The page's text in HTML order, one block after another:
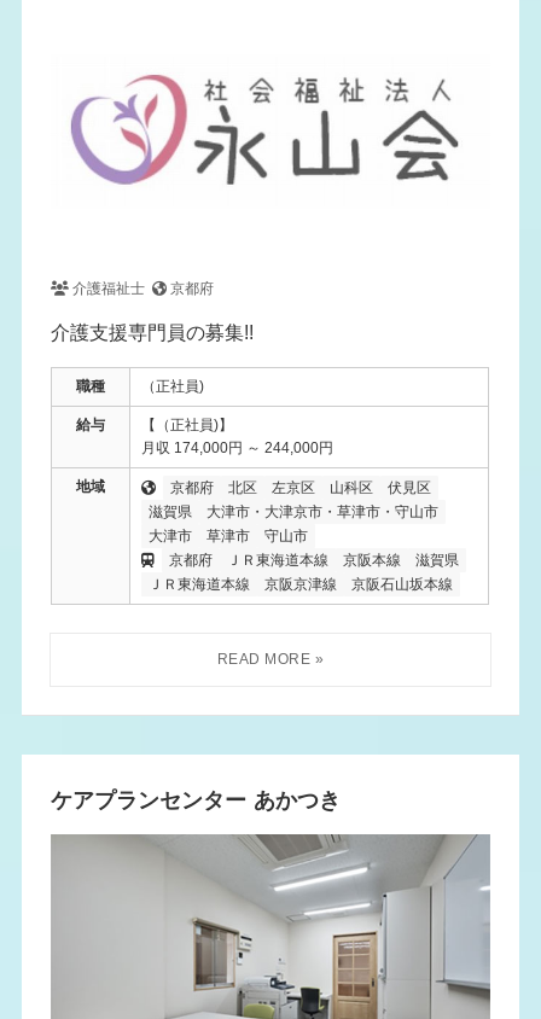
介護福祉士 京都府
介護支援専門員の募集!!
職種 （正社員)
給与
【（正社員)】
月収 174,000円 ～ 244,000円
地域 京都府 北区 左京区 山科区
伏見区
滋賀県
大津市・大津京市・草津市・守山市
大津市
草津市
守山市
京都府
ＪＲ東海道本線 京阪本線
滋賀県
ＪＲ東海道本線
京阪京津線 京阪石山坂本線
ケアプランセンター あかつき